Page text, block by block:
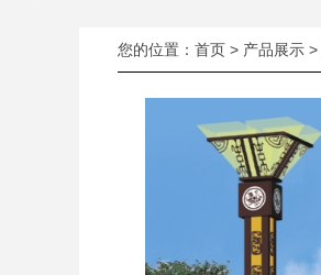
您的位置： 首页 > 产品展示 >